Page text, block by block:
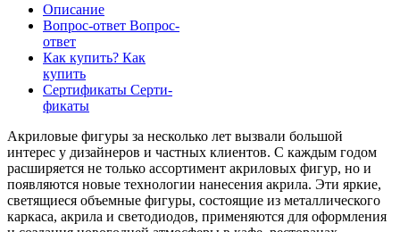
Описание
Вопрос-ответ Вопрос-
ответ
Как купить? Как
купить
Сертификаты Серти-
фикаты
Акриловые фигуры за несколько лет вызвали большой
интерес у дизайнеров и частных клиентов. С каждым годом
расширяется не только ассортимент акриловых фигур, но и
появляются новые технологии нанесения акрила. Эти яркие,
светящиеся объемные фигуры, состоящие из металлического
каркаса, акрила и светодиодов, применяются для оформления